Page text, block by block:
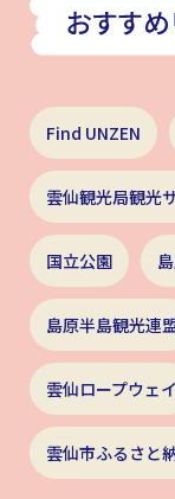
Find UNZEN
雲仙観光局観光
国立公園
島原半島観光連
雲仙ロープウェイ
雲仙市ふるさと